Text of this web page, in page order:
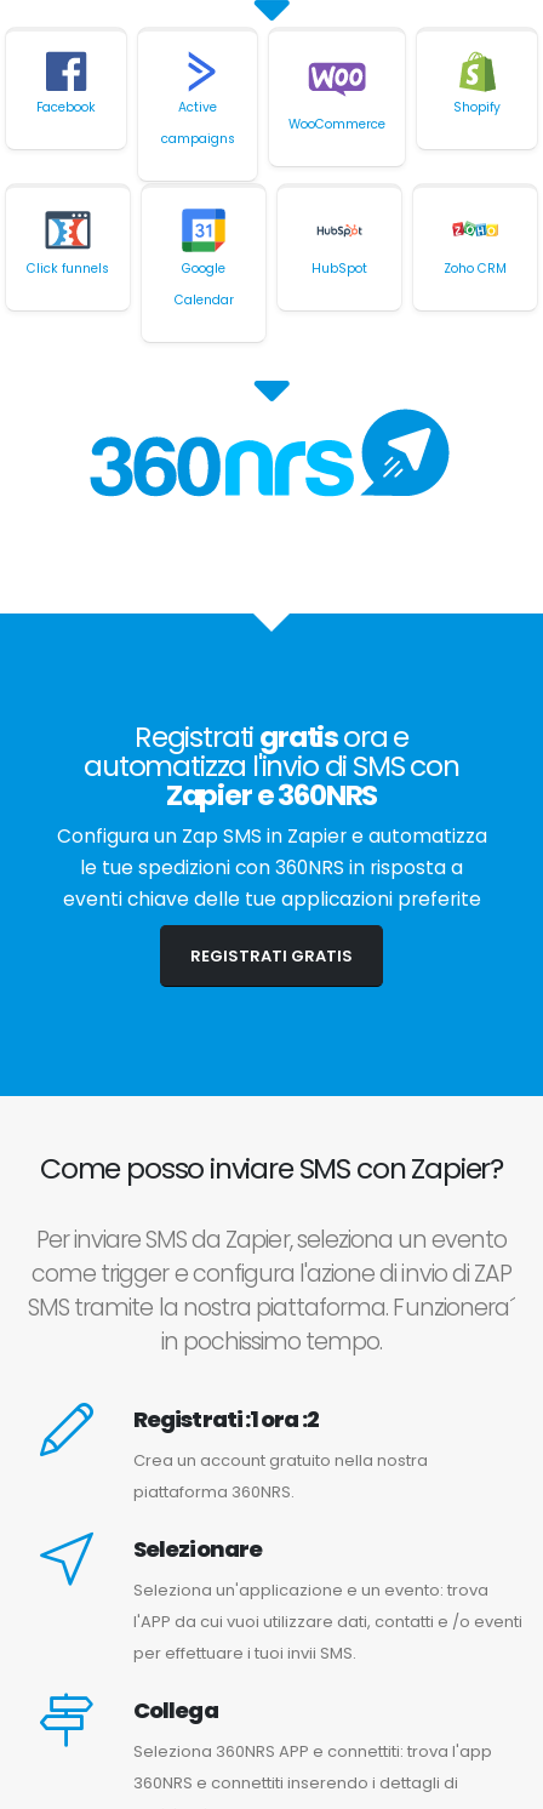
Facebook
Active
campaigns
WooCommerce
Shopify
Click funnels
Google
Calendar
HubSpot Zoho CRM
Registratigratisora e
automatizza l'invio di SMS con
Zapiere360NRS
Configura un Zap SMS in Zapier e automatizza
le tue spedizioni con 360NRS in risposta a
eventi chiave delle tue applicazioni preferite
REGISTRATI GRATIS
Come posso inviare SMS con Zapier?
Per inviare SMS da Zapier, seleziona un evento
come trigger e configura l'azione di invio di ZAP
SMS tramite la nostra piattaforma. Funzionera´
in pochissimo tempo.
Registrati :1 ora :2
Crea un account gratuito nella nostra
piattaforma 360NRS.
Selezionare
Seleziona un'applicazione e un evento: trova
l'APP da cui vuoi utilizzare dati, contatti e /o eventi
per effettuare i tuoi invii SMS.
Collega
Seleziona 360NRS APP e connettiti: trova l'app
360NRS e connettiti inserendo i dettagli di